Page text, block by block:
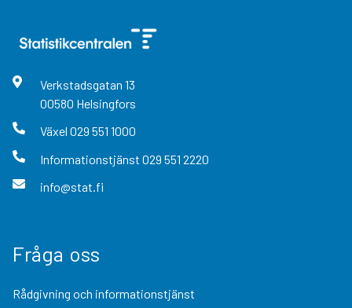
Verkstadsgatan 13
00580 Helsingfors
Växel 029 551 1000
Informationstjänst 029 551 2220
info@stat.fi
Fråga oss
Rådgivning och informationstjänst